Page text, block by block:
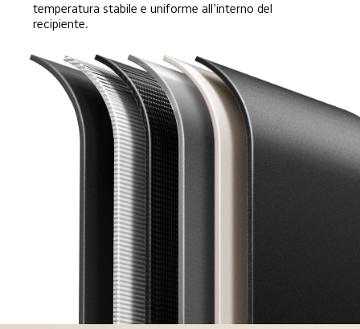
temperatura stabile e uniforme all'interno del
recipiente.